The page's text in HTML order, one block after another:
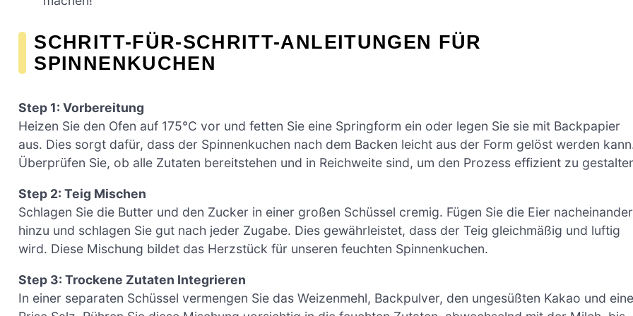
SCHRITT-FÜR-SCHRITT-ANLEITUNGEN FÜR
SPINNENKUCHEN
Step 1: Vorbereitung
Heizen Sie den Ofen auf 175°C vor und fetten Sie eine Springform ein oder legen Sie sie mit Backpapier
aus. Dies sorgt dafür, dass der Spinnenkuchen nach dem Backen leicht aus der Form gelöst werden
Überprüfen Sie, ob alle Zutaten bereitstehen und in Reichweite sind, um den Prozess effizient zu
Step 2: Teig Mischen
Schlagen Sie die Butter und den Zucker in einer großen Schüssel cremig. Fügen Sie die Eier nacheinander
hinzu und schlagen Sie gut nach jeder Zugabe. Dies gewährleistet, dass der Teig gleichmäßig und luftig
wird. Diese Mischung bildet das Herzstück für unseren feuchten Spinnenkuchen.
Step 3: Trockene Zutaten Integrieren
In einer separaten Schüssel vermengen Sie das Weizenmehl, Backpulver, den ungesüßten Kakao und eine